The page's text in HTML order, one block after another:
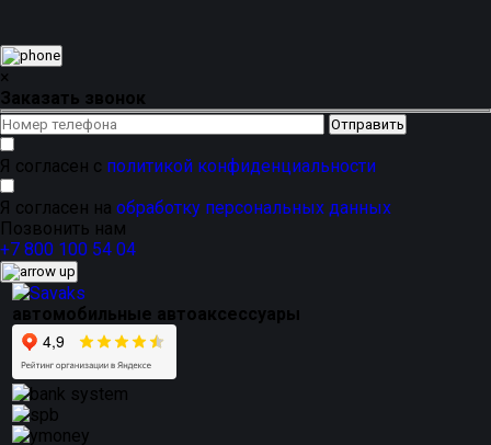
×
Заказать звонок
Я согласен с политикой конфиденциальности
Я согласен на обработку персональных данных
Позвонить нам
+7 800 100 54 04
автомобильные автоаксессуары